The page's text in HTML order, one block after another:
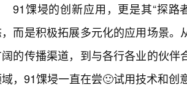
91馃埐的创新应用，更是其“探路
而是积极拓展多元化的应用场景
的传播渠道，到与各行各业的伙
，91馃埐一直在尝🙂试用技术和创